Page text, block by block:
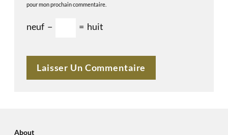
pour mon prochain commentaire.
neuf − = huit
About